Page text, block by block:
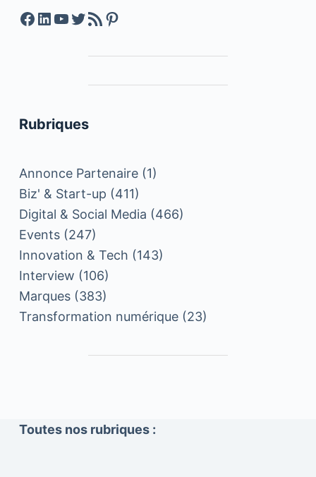
Facebook
LinkedIn
YouTube
Twitter
Feed RSSPinterest
Rubriques
Annonce Partenaire(1)
Biz' & Start-up (411)
Digital & Social Media (466)
Events(247)
Innovation & Tech (143)
Interview (106)
Marques(383)
Transformation numérique(23)
Toutes nos rubriques :